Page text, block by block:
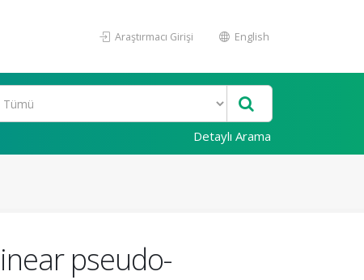
Araştırmacı Girişi English
Detaylı Arama
pseudo-